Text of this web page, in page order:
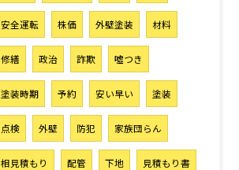
安全運転 株価 外壁塗装 材料
修繕 政治 詐欺 噓つき
塗装時期 予約 安い早い 塗装
点検 外壁 防犯 家族団らん
相見積もり 配管 下地 見積もり書